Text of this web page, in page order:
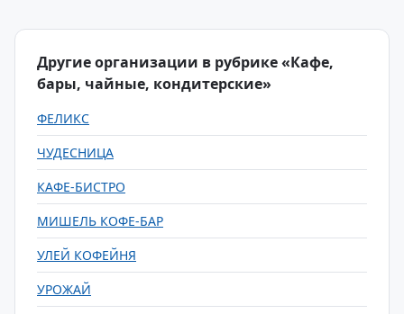
Другие организации в рубрике «Кафе,
бары, чайные, кондитерские»
ФЕЛИКС
ЧУДЕСНИЦА
КАФЕ-БИСТРО
МИШЕЛЬ КОФЕ-БАР
УЛЕЙ КОФЕЙНЯ
УРОЖАЙ